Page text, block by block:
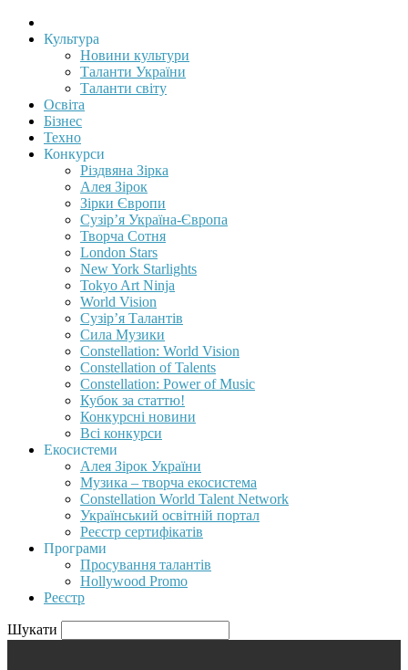
Культура
Новини культури
Таланти України
Таланти світу
Освіта
Бізнес
Техно
Конкурси
Різдвяна Зірка
Алея Зірок
Зірки Європи
Сузір’я Україна-Європа
Творча Сотня
London Stars
New York Starlights
Tokyo Art Ninja
World Vision
Сузір’я Талантів
Сила Музики
Constellation: World Vision
Constellation of Talents
Constellation: Power of Music
Кубок за статтю!
Конкурсні новини
Всі конкурси
Екосистеми
Алея Зірок України
Музика – творча екосистема
Constellation World Talent Network
Український освітній портал
Реєстр сертифікатів
Програми
Просування талантів
Hollywood Promo
Реєстр
Шукати